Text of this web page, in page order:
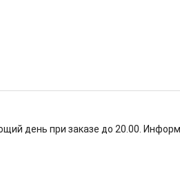
день при заказе до 20.00.